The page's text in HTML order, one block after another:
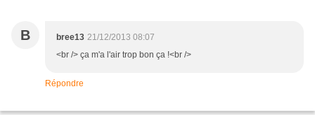
B bree13 21/12/2013 08:07
<br /> ça m'a l'air trop bon ça !<br />
Répondre